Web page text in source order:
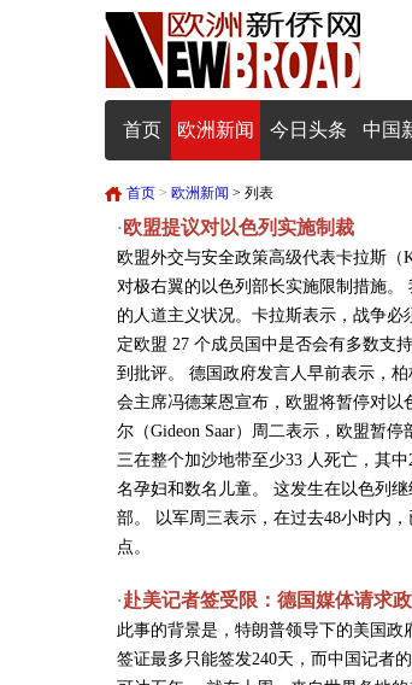
首页 欧洲新闻 今日头条 中国
首页 > 欧洲新闻 > 列表
· 欧盟提议对以色列实施制裁
欧盟外交与安全政策高级代表卡拉斯（
对极右翼的以色列部长实施限制措施
的人道主义状况。卡拉斯表示，战争
定欧盟 27 个成员国中是否会有多数支
到批评。 德国政府发言人早前表示，
会主席冯德莱恩宣布，欧盟将暂停对
尔（Gideon Saar）周二表示，欧盟暂
三在整个加沙地带至少33 人死亡，其
名孕妇和数名儿童。 这发生在以色列
部。 以军周三表示，在过去48小时内
点。
·赴美记者签受限：德国媒体请求
此事的背景是，特朗普领导下的美国
签证最多只能签发240天，而中国记者